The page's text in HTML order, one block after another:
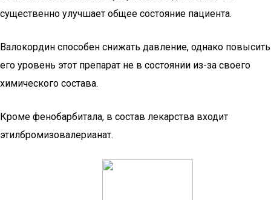
существенно улучшает общее состояние пациента.
Валокордин способен снижать давление, однако повысить
его уровень этот препарат не в состоянии из-за своего
химического состава.
Кроме фенобарбитала, в состав лекарства входит
этилбромизовалерианат.